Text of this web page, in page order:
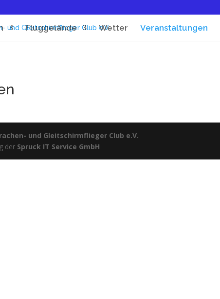
Fluggelände Wetter Veranstaltungen
und Gleitschirmflieger Club e.V.
der Spruck IT Service GmbH